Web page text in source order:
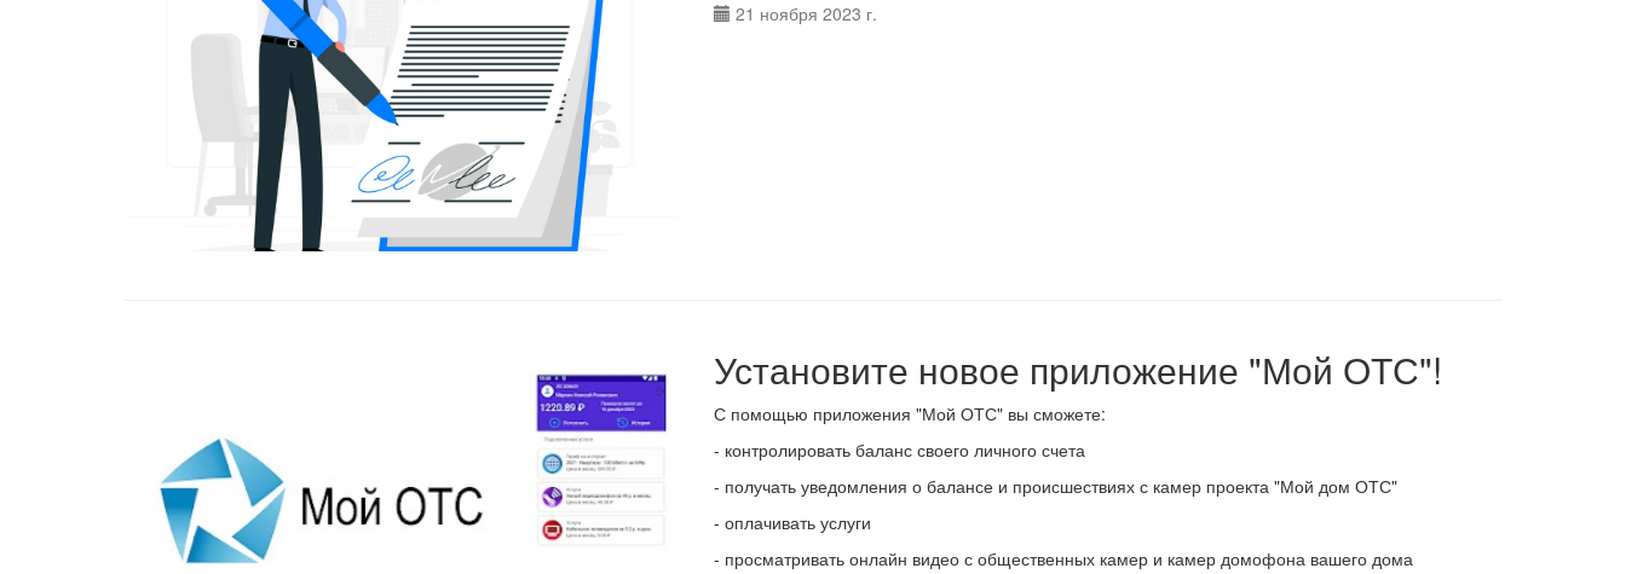
21 ноября 2023 г.
Установите новое приложение "Мой ОТС"!
С помощью приложения "Мой ОТС" вы сможете:
- контролировать баланс своего личного счета
- получать уведомления о балансе и происшествиях с камер проекта "Мой дом ОТС"
- оплачивать услуги
- просматривать онлайн видео с общественных камер и камер домофона вашего дома